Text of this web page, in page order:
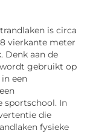
is circa
vierkante meter
Denk aan de
gebruikt op
een
sportschool. In
die
fysieke